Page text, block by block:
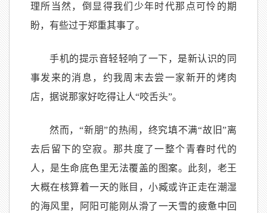
理所当然，倒显得我们少年时代那点可怜的期
盼，有些过于郑重其事了。
手机的提示音轻轻响了一下，是新认识的同
事发来的消息，约我周末去尝一家新开的烤肉
店，据说那家好吃得让人“咬舌头”。
然而，“新朋”的热闹，终究填不满“故旧”离
去后留下的空寂。那共度了一整个青春时代的
人，是生命底色里无法覆盖的图案。此刻，老王
大概在核算着一天的账目，小臧或许正走在潮湿
的海风里，阿阳可能刚从滑了一天雪的疲惫中回